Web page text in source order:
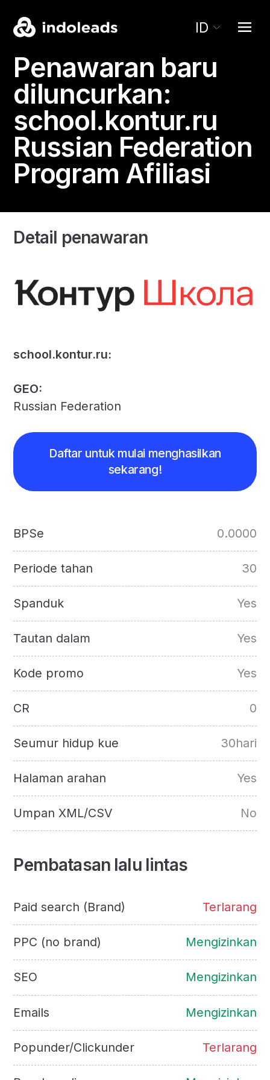
ID
Penawaran baru
diluncurkan:
school.kontur.ru
Russian Federation
Program Afiliasi
Detail penawaran
school.kontur.ru:
GEO:
Russian Federation
Daftar untuk mulai menghasilkan
sekarang!
BPSe 0.0000
Periode tahan 30
Spanduk Yes
Tautan dalam Yes
Kode promo Yes
CR 0
Seumur hidup kue 30hari
Halaman arahan Yes
Umpan XML/CSV No
Pembatasan lalu lintas
Paid search (Brand) Terlarang
PPC (no brand) Mengizinkan
SEO Mengizinkan
Emails Mengizinkan
Popunder/Clickunder Terlarang